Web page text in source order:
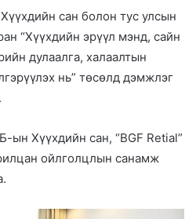
сан болон тус улсын
“Хүүхдийн эрүүл мэнд, сайн
дулаалга, халаалтын
нь” төсөлд дэмжлэг
ын Хүүхдийн сан, “BGF Retial”
ойлголцлын санамж